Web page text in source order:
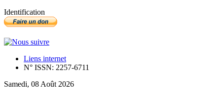
Identification
Liens internet
N° ISSN: 2257-6711
Samedi, 08 Août 2026